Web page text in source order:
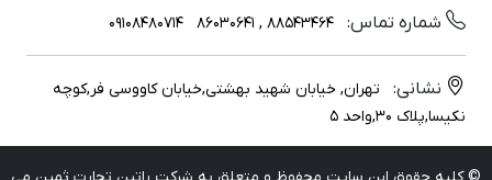
شماره تماس: 88543464 , 86030641
09108480714
نشانی:
تهران, خیابان شهید بهشتی,خیابان کاووسی فر,کوچه
نکیسا,پلاک 30,واحد 5